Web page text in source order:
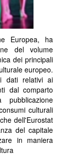
Europea, ha
del volume
dei principali
europeo.
dati relativi ai
dal comparto
culturali
dell'Eurostat
del capitale
in maniera